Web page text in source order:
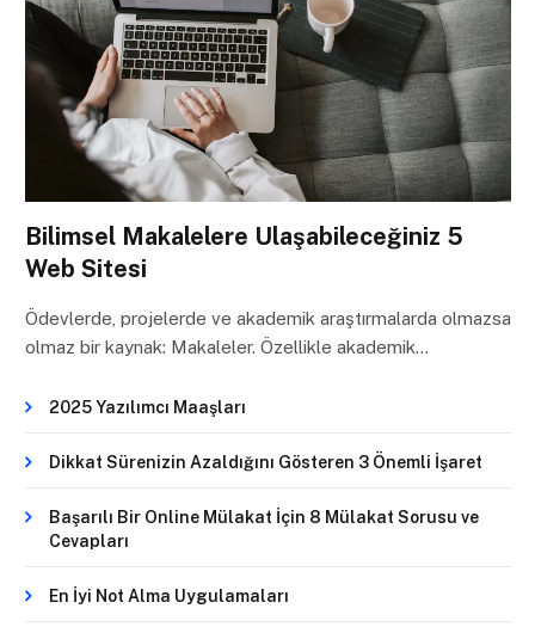
Bilimsel Makalelere Ulaşabileceğiniz 5
Web Sitesi
Ödevlerde, projelerde ve akademik araştırmalarda olmazsa
olmaz bir kaynak: Makaleler. Özellikle akademik…
2025 Yazılımcı Maaşları
Dikkat Sürenizin Azaldığını Gösteren 3 Önemli İşaret
Başarılı Bir Online Mülakat İçin 8 Mülakat Sorusu ve
Cevapları
En İyi Not Alma Uygulamaları